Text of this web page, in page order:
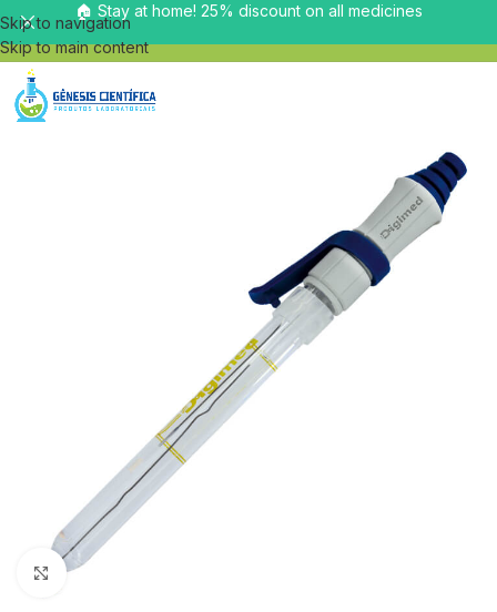
Skip to navigation
Skip to main content
🏠 Stay at home! 25% discount on all medicines
Clique para ampliar